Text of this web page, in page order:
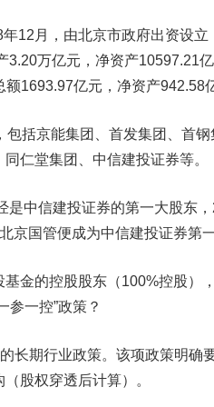
12月，由北京市政府出资设立
万亿元，净资产10597.21
1693.97亿元，净资产942.58
京能集团、首发集团、首钢
同仁堂集团、 中信建投证券等。
中信建投证券的第一大股东，
京国管便成为中信建投证券第
的控股股东（100%控股）
参一控”政策？
期行业政策。该项政策明确
股权穿透后计算）。